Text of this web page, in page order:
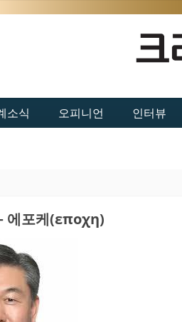
소식 오피니언 인터뷰
에포케(εποχη)